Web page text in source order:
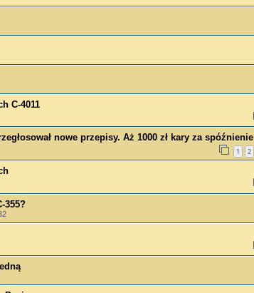
C-4011
nowe przepisy. Aż 1000 zł kary za spóźnienie
1 2
355?